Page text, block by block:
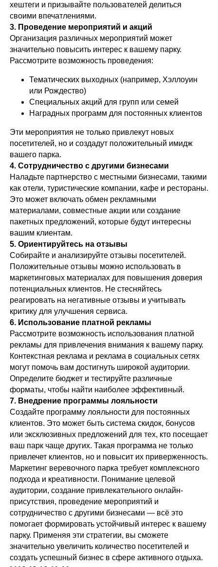
хештеги и призывайте пользователей делиться
своими впечатлениями.
3. Проведение мероприятий и акций
Организация различных мероприятий может
значительно повысить интерес к вашему парку.
Рассмотрите возможность проведения:
Тематических выходных (например, Хэллоуин
или Рождество)
Специальных акций для групп или семей
Наградных программ для постоянных клиентов
Эти мероприятия не только привлекут новых
посетителей, но и создадут положительный имидж
вашего парка.
4. Сотрудничество с другими бизнесами
Наладьте партнерство с местными бизнесами, такими
как отели, туристические компании, кафе и рестораны.
Это может включать обмен рекламными
материалами, совместные акции или создание
пакетных предложений, которые будут интересны
вашим клиентам.
5. Ориентируйтесь на отзывы
Собирайте и анализируйте отзывы посетителей.
Положительные отзывы можно использовать в
маркетинговых материалах для повышения доверия
потенциальных клиентов. Не стесняйтесь
реагировать на негативные отзывы и учитывать
критику для улучшения сервиса.
6. Использование платной рекламы
Рассмотрите возможность использования платной
рекламы для привлечения внимания к вашему парку.
Контекстная реклама и реклама в социальных сетях
могут помочь вам достигнуть широкой аудитории.
Определите бюджет и тестируйте различные
форматы, чтобы найти наиболее эффективный.
7. Внедрение программы лояльности
Создайте программу лояльности для постоянных
клиентов. Это может быть система скидок, бонусов
или эксклюзивных предложений для тех, кто посещает
ваш парк чаще других. Такая программа не только
привлечет клиентов, но и повысит их приверженность.
Маркетинг веревочного парка требует комплексного
подхода и креативности. Понимание целевой
аудитории, создание привлекательного онлайн-
присутствия, проведение мероприятий и
сотрудничество с другими бизнесами — всё это
помогает формировать устойчивый интерес к вашему
парку. Применяя эти стратегии, вы сможете
значительно увеличить количество посетителей и
создать успешный бизнес в сфере активного отдыха.